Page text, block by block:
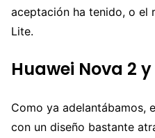
aceptación ha tenido, o el
Lite.
Huawei Nova 2
Como ya adelantábamos,
con un diseño bastante